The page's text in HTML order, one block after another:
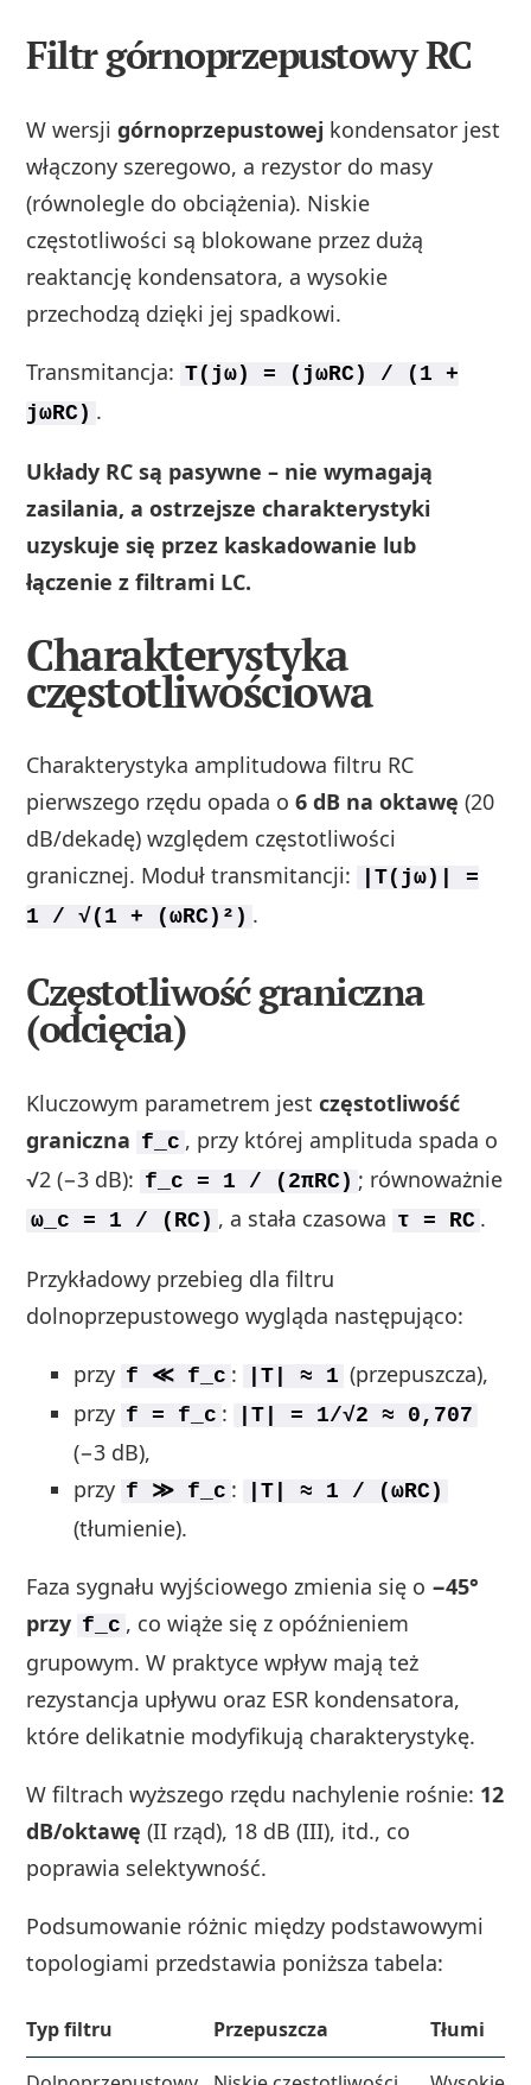
Filtr górnoprzepustowy RC
W wersjigórnoprzepustowej kondensator jest
włączony szeregowo, a rezystor do masy
(równolegle do obciążenia). Niskie
częstotliwości są blokowane przez dużą
reaktancję kondensatora, a wysokie
przechodzą dzięki jej spadkowi.
Transmitancja: T(jω) = (jωRC) / (1 +
jωRC) .
Układy RC są pasywne – nie wymagają
zasilania, a ostrzejsze charakterystyki
uzyskuje się przez kaskadowanie lub
łączenie z filtrami LC.
Charakterystyka
częstotliwościowa
Charakterystyka amplitudowa filtru RC
pierwszego rzędu opada o6 dB na oktawę (20
dB/dekadę) względem częstotliwości
granicznej. Moduł transmitancji:
|T(jω)| =
1 / √(1 + (ωRC)²) .
Częstotliwość graniczna
(odcięcia)
Kluczowym parametrem jestczęstotliwość
graniczna f_c , przy której amplituda spada o
√2 (−3 dB): f_c = 1 / (2πRC) ; równoważnie
ω_c = 1 / (RC) , a stała czasowa τ = RC .
Przykładowy przebieg dla filtru
dolnoprzepustowego wygląda następująco:
przy f ≪ f_c : |T| ≈ 1 (przepuszcza),
przy f = f_c : |T| = 1/√2 ≈ 0,707
(−3 dB),
przy f ≫ f_c : |T| ≈ 1 / (ωRC)
(tłumienie).
Faza sygnału wyjściowego zmienia się o −45°
przy f_c , co wiąże się z opóźnieniem
grupowym. W praktyce wpływ mają też
rezystancja upływu oraz ESR kondensatora,
które delikatnie modyfikują charakterystykę.
W filtrach wyższego rzędu nachylenie rośnie: 12
dB/oktawę (II rząd), 18 dB (III), itd., co
poprawia selektywność.
Podsumowanie różnic między podstawowymi
topologiami przedstawia poniższa tabela:
Typ filtru Przepuszcza Tłumi